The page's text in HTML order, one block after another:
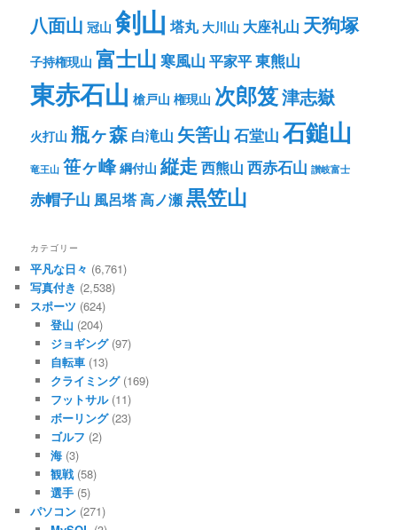
八面山 冠山 剣山 塔丸 大川山 大座礼山 天狗塚
子持権現山 富士山 寒風山 平家平東熊山
東赤石山 槍戸山 権現山 次郎笈津志嶽
火打山 瓶ヶ森 白滝山 矢筈山 石堂山 石鎚山
竜王山 笹ヶ峰 綱付山 縦走 西熊山 西赤石山 讃岐富士
赤帽子山 風呂塔高ノ瀬黒笠山
カテゴリー
平凡な日々 (6,761)
写真付き (2,538)
スポーツ (624)
登山 (204)
ジョギング(97)
自転車(13)
クライミング(169)
フットサル(11)
ボーリング(23)
ゴルフ (2)
海(3)
観戦(58)
選手(5)
パソコン (271)